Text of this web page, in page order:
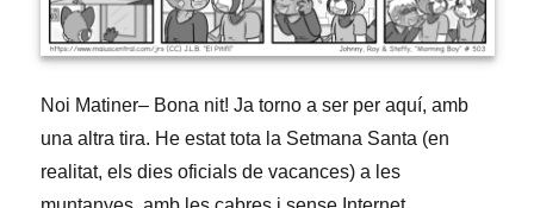
Noi Matiner– Bona nit! Ja torno a ser per aquí, amb
una altra tira. He estat tota la Setmana Santa (en
realitat, els dies oficials de vacances) a les